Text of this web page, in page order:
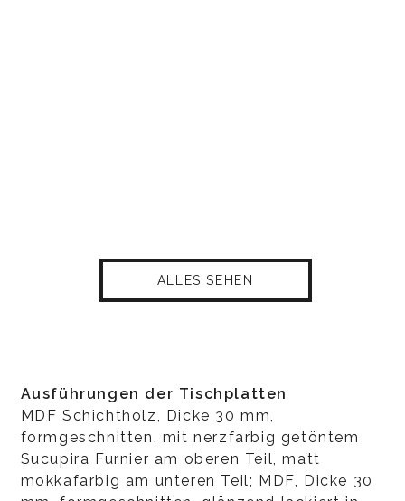
ALLES SEHEN
Ausführungen der Tischplatten
MDF Schichtholz, Dicke 30 mm,
formgeschnitten, mit nerzfarbig getöntem
Sucupira Furnier am oberen Teil, matt
mokkafarbig am unteren Teil; MDF, Dicke 30